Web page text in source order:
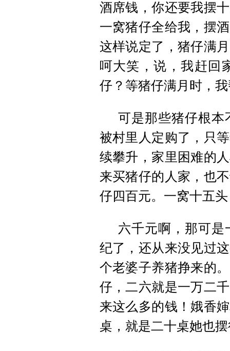
酒席钱，你还要我摆
一窝猪仔全给我，摆
这样说定了，猪仔满
呵大笑，说，我赶回
仔？等猪仔满月时，
可是那些猪仔根本
被村里人定购了，只
续攀升，家里困难的
来买猪仔的人家，也
仔四百元。一窝十五
六千元啊，那可
纪了，还从来没见过
个老婆子养猪挣来的
仔，二六就是一万二
来这么多的钱！娥香
桌，就是二十桌她也